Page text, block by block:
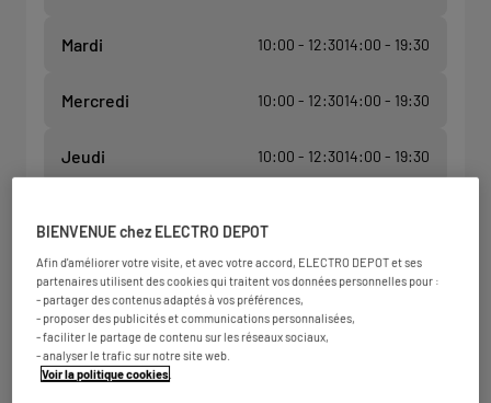
Mardi 10:00 - 12:3014:00 - 19:30
Mercredi 10:00 - 12:3014:00 - 19:30
Jeudi 10:00 - 12:3014:00 - 19:30
Samedi 09:30 - 19:30
Dimanche 10:00 - 12:0014:00 - 19:00
BIENVENUE chez ELECTRO DEPOT
Afin d'améliorer votre visite, et avec votre accord, ELECTRO DEPOT et ses
partenaires utilisent des cookies qui traitent vos données personnelles pour :
- partager des contenus adaptés à vos préférences,
- proposer des publicités et communications personnalisées,
- faciliter le partage de contenu sur les réseaux sociaux,
- analyser le trafic sur notre site web.
Voir la politique cookies